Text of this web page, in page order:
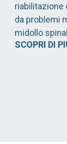
riabilitazione
da problemi
midollo
SCOPRI DI